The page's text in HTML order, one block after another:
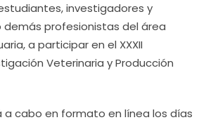
investigadores y
profesionistas del área
a participar en el XXXII
Veterinaria y Producción
a cabo en formato en línea los días